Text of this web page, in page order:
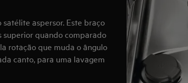
aspersor. Este braço
superior quando comparado
rotação que muda o ângulo
canto, para uma lavagem